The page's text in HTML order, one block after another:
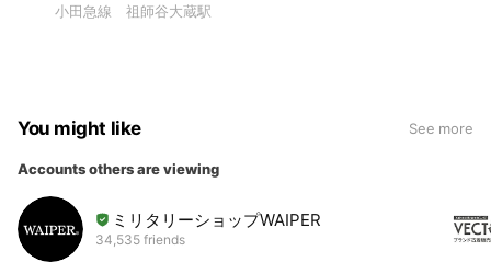
小田急線 祖師谷大蔵駅
You might like See more
Accounts others are viewing
ミリタリーショップWAIPER
34,535 friends